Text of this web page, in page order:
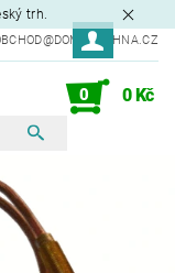
trh.
0 0 Kč